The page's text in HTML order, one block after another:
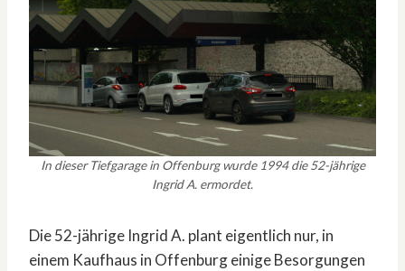
In dieser Tiefgarage in Offenburg wurde 1994 die 52-jährige
Ingrid A. ermordet.
Die 52-jährige Ingrid A. plant eigentlich nur, in
einem Kaufhaus in Offenburg einige Besorgungen